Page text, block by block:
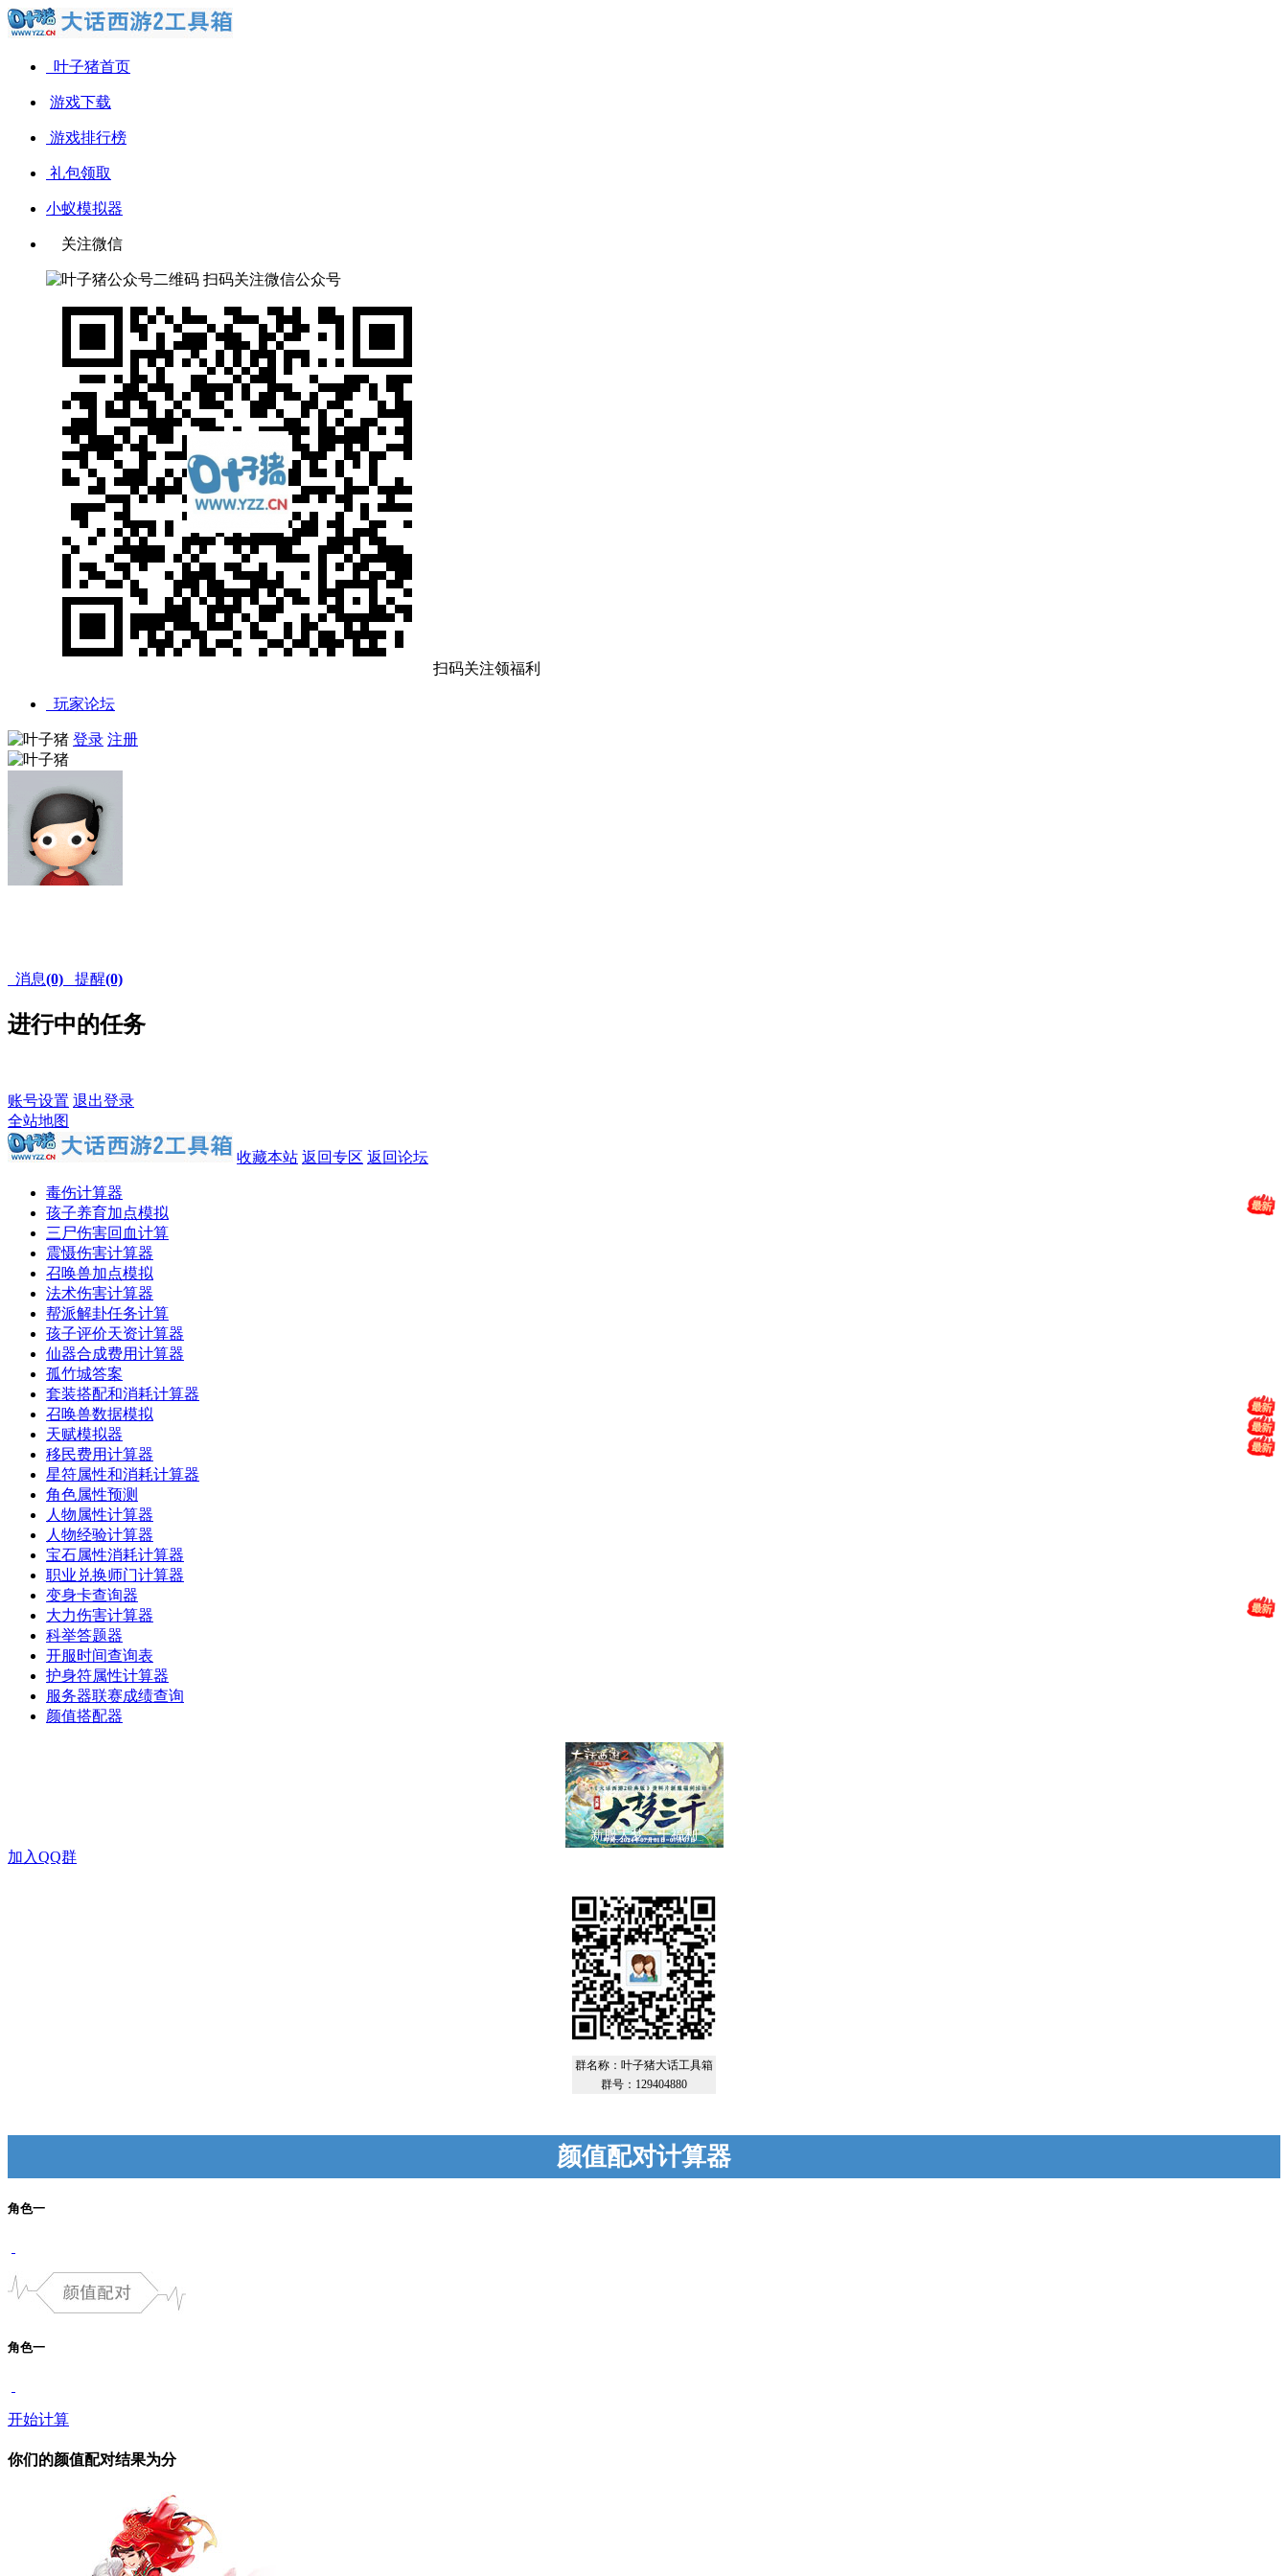
叶子猪首页
游戏下载
游戏排行榜
礼包领取
小蚁模拟器
关注微信
扫码关注微信公众号
扫码关注领福利
玩家论坛
登录 注册
消息(0) 提醒(0)
进行中的任务
账号设置 退出登录
全站地图
收藏本站 返回专区 返回论坛
毒伤计算器
孩子养育加点模拟
三尸伤害回血计算
震慑伤害计算器
召唤兽加点模拟
法术伤害计算器
帮派解卦任务计算
孩子评价天资计算器
仙器合成费用计算器
孤竹城答案
套装搭配和消耗计算器
召唤兽数据模拟
天赋模拟器
移民费用计算器
星符属性和消耗计算器
角色属性预测
人物属性计算器
人物经验计算器
宝石属性消耗计算器
职业兑换师门计算器
变身卡查询器
大力伤害计算器
科举答题器
开服时间查询表
护身符属性计算器
服务器联赛成绩查询
颜值搭配器
新服大梦三千福利
挑战全服四阶炮
加入QQ群
群名称：叶子猪大话工具箱
群号：129404880
颜值配对计算器
角色一
角色一
开始计算
你们的颜值配对结果为分